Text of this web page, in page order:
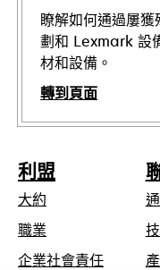
瞭解如何通過屢
劃和 Lexmark 設
材和設備。
轉到頁面
利盟
大約
職業
企業社會責任在